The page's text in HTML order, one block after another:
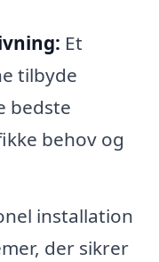
Et
tilbyde
bedste
behov og
installation
der sikrer